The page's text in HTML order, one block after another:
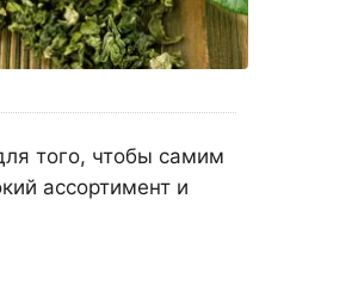
того, чтобы самим
ассортимент и